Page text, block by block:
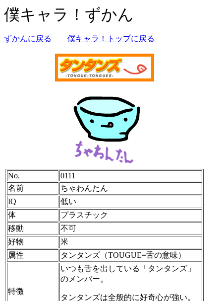
僕キャラ！ずかん
ずかんに戻る 僕キャラ！トップに戻る
No.
0111
名前
ちゃわんたん
IQ
低い
体
プラスチック
移動
不可
好物
米
属性
タンタンズ（TOUGUE=舌の意味）
特徴
いつも舌を出している「タンタンズ」
のメンバー。
タンタンズは全般的に好奇心が強い。